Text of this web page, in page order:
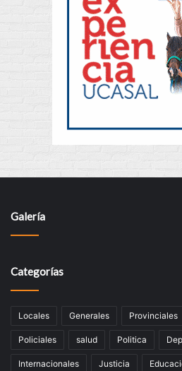
Galería
Categorías
Locales Generales Provinciales
Policiales salud Politica
Internacionales Justicia